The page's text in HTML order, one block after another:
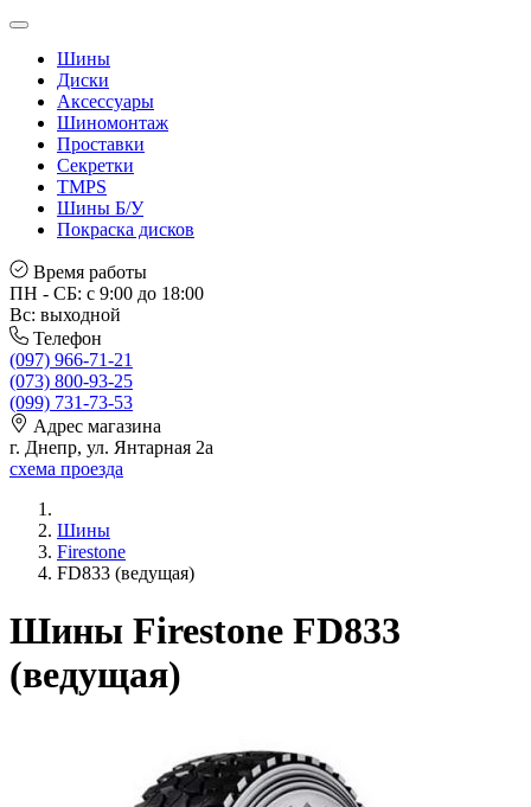
Шины
Диски
Аксессуары
Шиномонтаж
Проставки
Секретки
TMPS
Шины Б/У
Покраска дисков
Время работы
ПН - СБ: с 9:00 до 18:00
Вс: выходной
Телефон
(097) 966-71-21
(073) 800-93-25
(099) 731-73-53
Адрес магазина
г. Днепр, ул. Янтарная 2а
схема проезда
Шины
Firestone
FD833 (ведущая)
Шины Firestone FD833
(ведущая)